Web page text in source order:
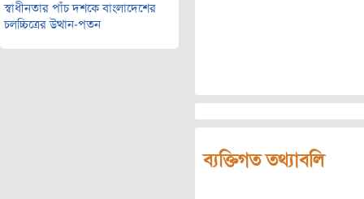
স্বাধীনতার পাঁচ দশকে বাংলাদেশের
চলচ্চিত্রের উত্থান-পতন
ব্যক্তিগত তথ্যাবলি